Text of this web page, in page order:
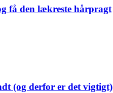
få den lækreste hårpragt
(og derfor er det vigtigt)